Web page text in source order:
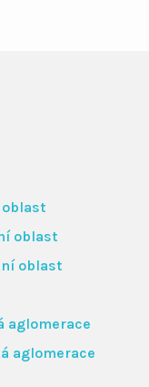
oblast
oblast
aglomerace
aglomerace